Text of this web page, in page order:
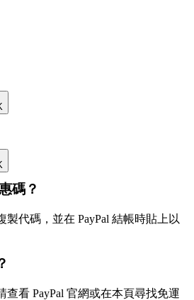
碼？
代碼，並在 PayPal 結帳時貼上以
查看 PayPal 官網或在本頁尋找免運